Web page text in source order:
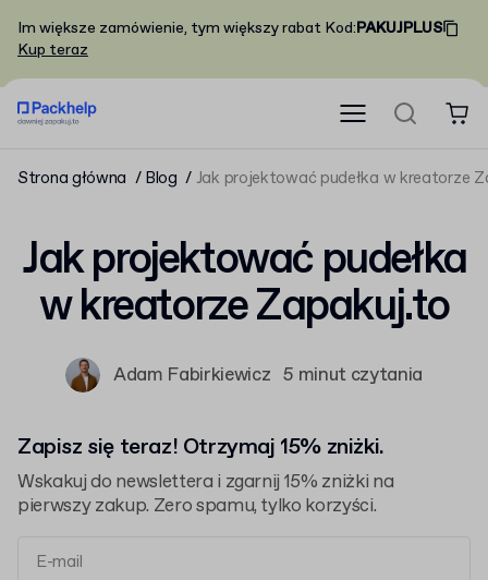
Im większe zamówienie, tym większy rabat Kod:PAKUJPLUS
Kup teraz
Strona główna Blog Jak projektować pudełka w kreatorze
Jak projektować pudełka
w kreatorze Zapakuj.to
Adam Fabirkiewicz 5 minut czytania
Zapisz się teraz! Otrzymaj 15% zniżki.
Wskakuj do newslettera i zgarnij 15% zniżki na
pierwszy zakup. Zero spamu, tylko korzyści.